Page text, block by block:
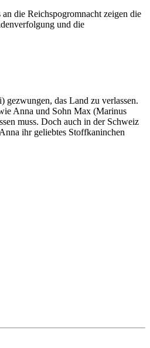
die Reichspogromnacht zeigen die
und die
das Land zu verlassen.
Anna und Sohn Max (Marinus
muss. Doch auch in der Schweiz
ihr geliebtes Stoffkaninchen